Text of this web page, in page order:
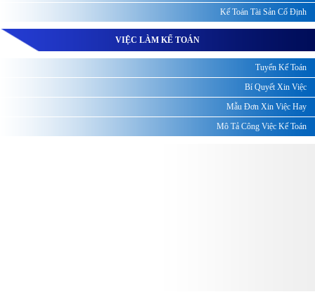
Kế Toán Tài Sản Cố Định
VIỆC LÀM KẾ TOÁN
Tuyển Kế Toán
Bí Quyết Xin Việc
Mẫu Đơn Xin Việc Hay
Mô Tả Công Việc Kế Toán